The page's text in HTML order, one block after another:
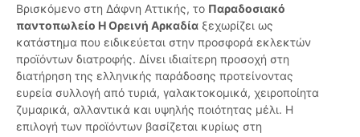
Βρισκόμενο στη Δάφνη Αττικής, το Παραδοσιακό
παντοπωλείο Η Ορεινή Αρκαδία ξεχωρίζει ως
κατάστημα που ειδικεύεται στην προσφορά εκλεκτών
προϊόντων διατροφής. Δίνει ιδιαίτερη προσοχή στη
διατήρηση της ελληνικής παράδοσης προτείνοντας
ευρεία συλλογή από τυριά, γαλακτοκομικά, χειροποίητα
ζυμαρικά, αλλαντικά και υψηλής ποιότητας μέλι. Η
επιλογή των προϊόντων βασίζεται κυρίως στη